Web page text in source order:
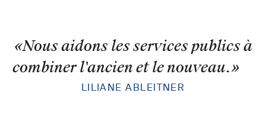
«Nous aidons les services publics à
combiner l'ancien et le nouveau.»
LILIANE ABLEITNER